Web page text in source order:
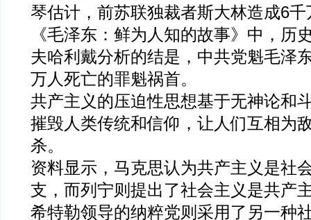
琴估计，前苏联独裁者斯大林造成6
《毛泽东：鲜为人知的故事》中，历
夫哈利戴分析的结是，中共党魁毛泽
万人死亡的罪魁祸首。
共产主义的压迫性思想基于无神论和
摧毁人类传统和信仰，让人们互相为
杀。
资料显示，马克思认为共产主义是社
支，而列宁则提出了社会主义是共产
希特勒领导的纳粹党则采用了另一种